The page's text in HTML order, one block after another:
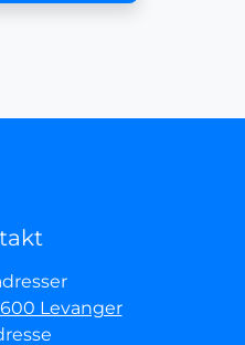
Levanger